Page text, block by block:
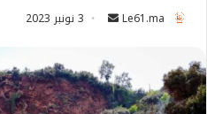
Le61.ma
n
d
a
3 نونبر 2023